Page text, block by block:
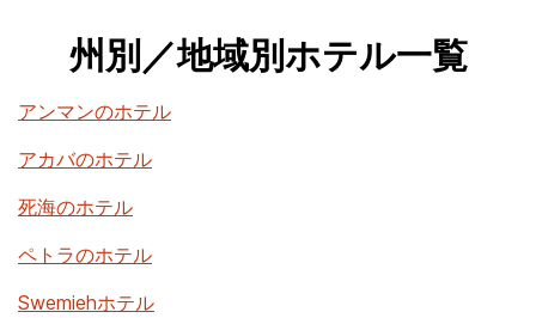
州別／地域別ホテル一覧
アンマンのホテル
アカバのホテル
死海のホテル
ペトラのホテル
Swemiehホテル